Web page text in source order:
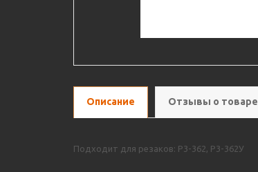
Описание Отзывы о товаре
Подходит для резаков: Р3-362, Р3-362У